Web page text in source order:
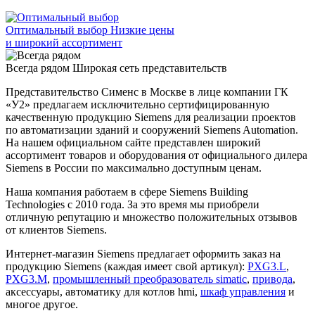
Оптимальный выбор Низкие цены
и широкий ассортимент
Всегда рядом Широкая сеть представительств
Представительство Сименс в Москве в лице компании ГК
«У2» предлагаем исключительно сертифицированную
качественную продукцию Siemens для реализации проектов
по автоматизации зданий и сооружений Siemens Automation.
На нашем официальном сайте представлен широкий
ассортимент товаров и оборудования от официального дилера
Siemens в России по максимально доступным ценам.
Наша компания работаем в сфере Siemens Building
Technologies с 2010 года. За это время мы приобрели
отличную репутацию и множество положительных отзывов
от клиентов Siemens.
Интернет-магазин Siemens предлагает оформить заказ на
продукцию Siemens (каждая имеет свой артикул): PXG3.L,
PXG3.M, промышленный преобразователь simatic, привода,
аксессуары, автоматику для котлов hmi, шкаф управления и
многое другое.